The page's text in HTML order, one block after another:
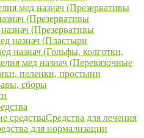
мед назнач (Презервативы
(Презервативы
(Презервативы
назнач (Пластыри
назнач (Гольфы, колготки,
мед назнач (Перевязочные
пеленки, простыни
сборы
средстваСредства для лечения
для нормализации